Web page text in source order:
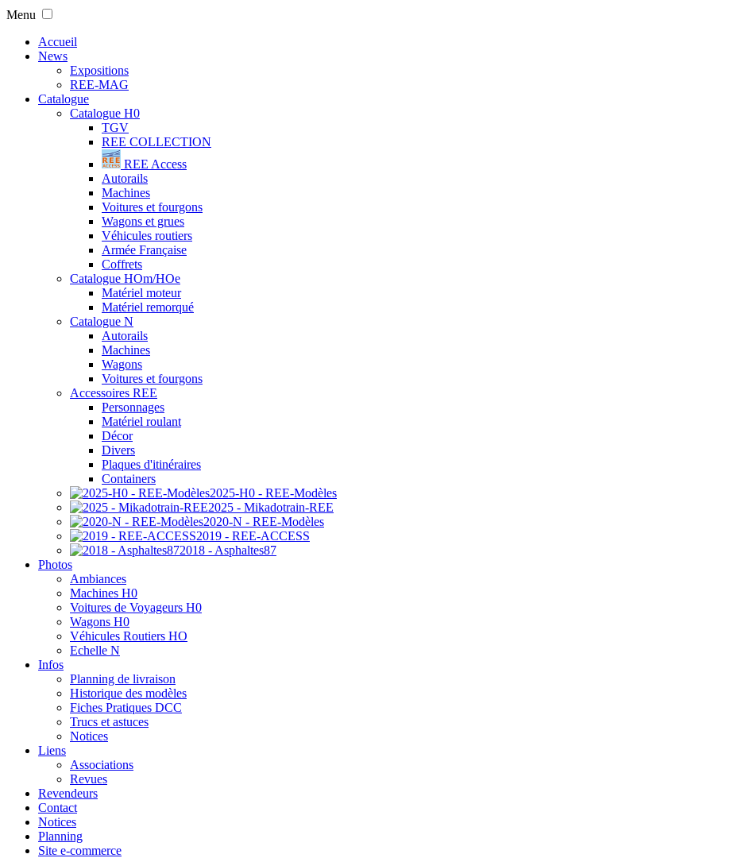
Menu
Accueil
News
Expositions
REE-MAG
Catalogue
Catalogue H0
TGV
REE COLLECTION
REE Access
Autorails
Machines
Voitures et fourgons
Wagons et grues
Véhicules routiers
Armée Française
Coffrets
Catalogue HOm/HOe
Matériel moteur
Matériel remorqué
Catalogue N
Autorails
Machines
Wagons
Voitures et fourgons
Accessoires REE
Personnages
Matériel roulant
Décor
Divers
Plaques d'itinéraires
Containers
2025-H0 - REE-Modèles
2025 - Mikadotrain-REE
2020-N - REE-Modèles
2019 - REE-ACCESS
2018 - Asphaltes87
Photos
Ambiances
Machines H0
Voitures de Voyageurs H0
Wagons H0
Véhicules Routiers HO
Echelle N
Infos
Planning de livraison
Historique des modèles
Fiches Pratiques DCC
Trucs et astuces
Notices
Liens
Associations
Revues
Revendeurs
Contact
Notices
Planning
Site e-commerce